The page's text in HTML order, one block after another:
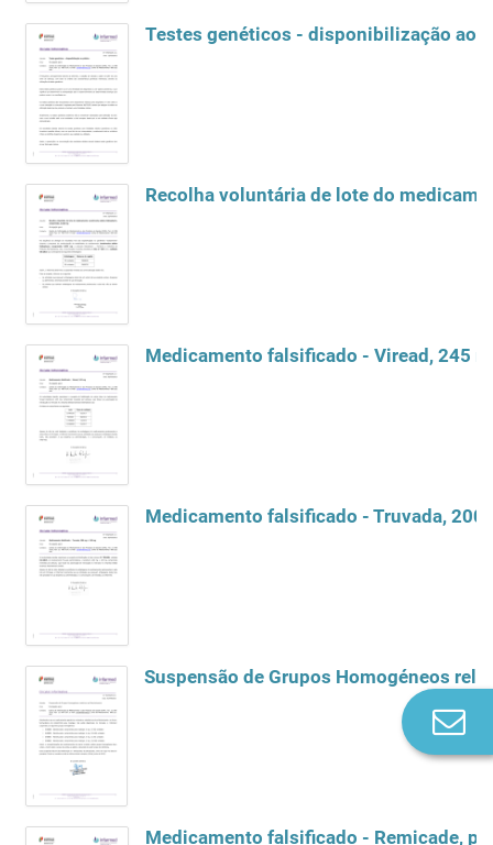
Testes genéticos - disponibilização ao
Medicamento falsificado - Viread, 245
Medicamento falsificado - Truvada, 200
Suspensão de Grupos Homogéneos